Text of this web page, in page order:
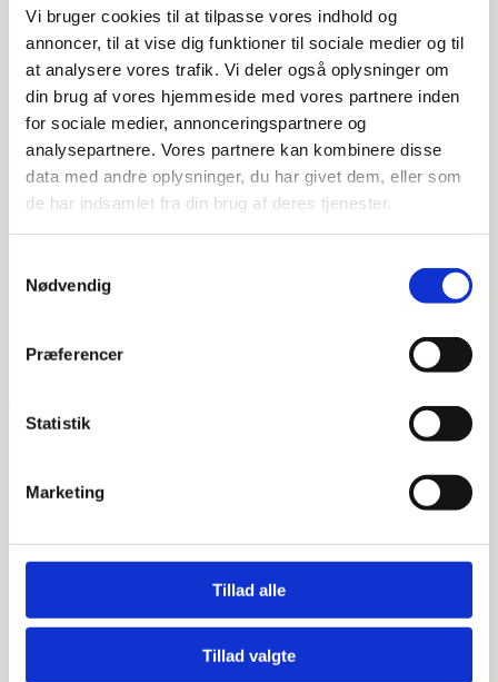
Vi bruger cookies til at tilpasse vores indhold og
annoncer, til at vise dig funktioner til sociale medier og til
at analysere vores trafik. Vi deler også oplysninger om
din brug af vores hjemmeside med vores partnere inden
for sociale medier, annonceringspartnere og
analysepartnere. Vores partnere kan kombinere disse
data med andre oplysninger, du har givet dem, eller som
de har indsamlet fra din brug af deres tjenester.
Nødvendig
Præferencer
Statistik
Marketing
Tillad alle
Tillad valgte
Yderligere information
Varenummer
Mærke Sanit
Forventet leveringstid 1-2 arbejdsdage
italienske Paffoni med udtræk og en knap til at skifte vandstråle.
Fungerer super godt!
Lunikvej 5D